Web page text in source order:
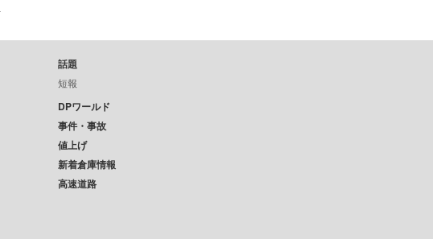
話題
短報
DPワールド
事件・事故
値上げ
新着倉庫情報
高速道路